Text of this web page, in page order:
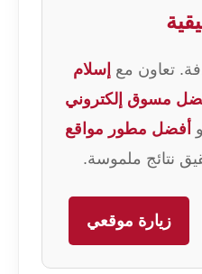
تعاون مع إسلام
مسوق إلكتروني
و أفضل مطور مواقع
نتائج ملموسة.
زيارة موقعي